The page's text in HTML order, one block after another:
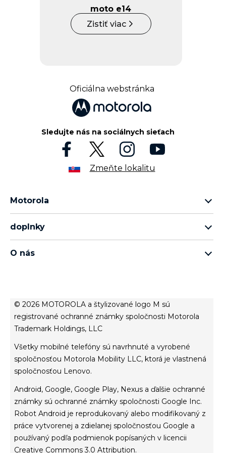
moto e14
Zistiť viac
Oficiálna webstránka
Sledujte nás na sociálnych sieťach
Zmeňte lokalitu
Motorola
rad moto g
doplnky
O nás
conditions of sale
terms of use
Website Privacy
Innovation
Cookies
zásady ochrany osobných údajov
© 2026 MOTOROLA a štylizované logo M sú
registrované ochranné známky spoločnosti Motorola
Trademark Holdings, LLC
Všetky mobilné telefóny sú navrhnuté a vyrobené
spoločnosťou Motorola Mobility LLC, ktorá je vlastnená
spoločnosťou Lenovo.
Android, Google, Google Play, Nexus a ďalšie ochranné
známky sú ochranné známky spoločnosti Google Inc.
Robot Android je reprodukovaný alebo modifikovaný z
práce vytvorenej a zdielanej spoločnosťou Google a
používaný podľa podmienok popísaných v licencii
Creative Commons 3.0 Attribution.